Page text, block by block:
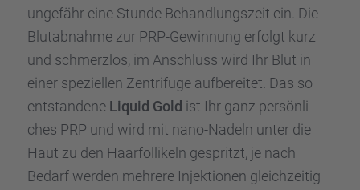
ungefähr eine Stunde Behand­lungs­zeit ein. Die
Blutab­nahme zur PRP-Gewin­nung erfolgt kurz
und schmerz­los, im Anschluss wird Ihr Blut in
einer spezi­el­len Zentri­fuge aufbe­rei­tet. Das so
entstan­dene Liquid Gold ist Ihr ganz persön­li­
ches PRP und wird mit nano-Nadeln unter die
Haut zu den Haarfol­li­keln gespritzt, je nach
Bedarf werden mehrere Injek­tio­nen gleich­zei­tig